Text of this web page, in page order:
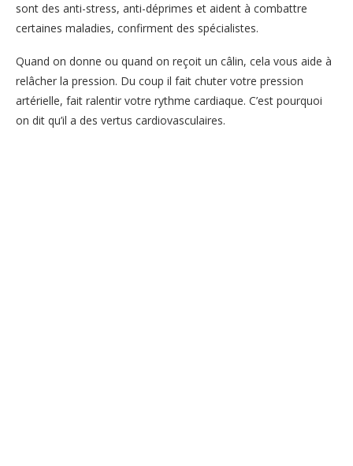
sont des anti-stress, anti-déprimes et aident à combattre
certaines maladies, confirment des spécialistes.
Quand on donne ou quand on reçoit un câlin, cela vous aide à
relâcher la pression. Du coup il fait chuter votre pression
artérielle, fait ralentir votre rythme cardiaque. C’est pourquoi
on dit qu’il a des vertus cardiovasculaires.